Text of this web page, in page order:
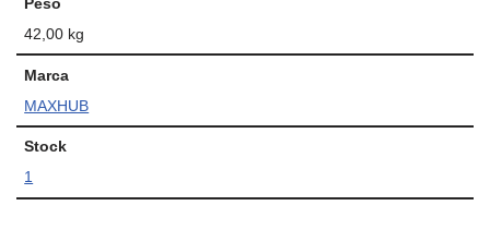
42,00 kg
Marca
MAXHUB
Stock
1